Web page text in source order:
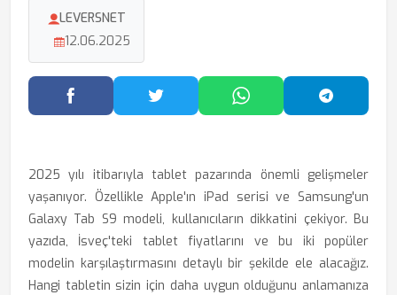
LEVERSNET
12.06.2025
Facebook'ta PaylaşTwitter'da PaylaşWhatsApp'ta Paylaş
2025 yılı itibarıyla tablet pazarında önemli gelişmeler
yaşanıyor. Özellikle Apple'ın iPad serisi ve Samsung'un
Galaxy Tab S9 modeli, kullanıcıların dikkatini çekiyor. Bu
yazıda, İsveç'teki tablet fiyatlarını ve bu iki popüler
modelin karşılaştırmasını detaylı bir şekilde ele alacağız.
Hangi tabletin sizin için daha uygun olduğunu anlamanıza